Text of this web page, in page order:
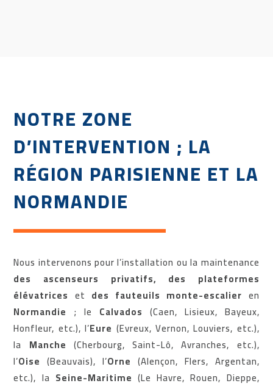
NOTRE ZONE
D’INTERVENTION ; LA
RÉGION PARISIENNE ET LA
NORMANDIE
Nous intervenons pour l’installation ou la maintenance
des ascenseurs privatifs, des plateformes
élévatrices et des fauteuils monte-escalier en
Normandie ; le Calvados (Caen, Lisieux, Bayeux,
Honfleur, etc.), l’Eure (Evreux, Vernon, Louviers, etc.),
la Manche (Cherbourg, Saint-Lô, Avranches, etc.),
l’Oise (Beauvais), l’Orne (Alençon, Flers, Argentan,
etc.), la Seine-Maritime (Le Havre, Rouen, Dieppe,